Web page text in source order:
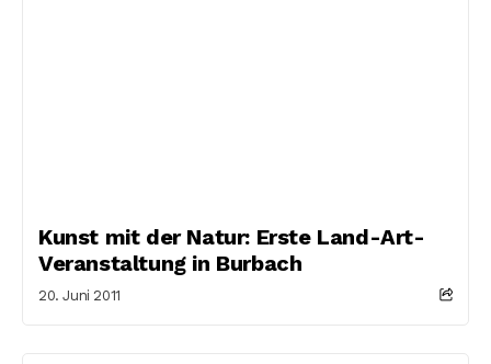
Kunst mit der Natur: Erste Land-Art-
Veranstaltung in Burbach
20. Juni 2011